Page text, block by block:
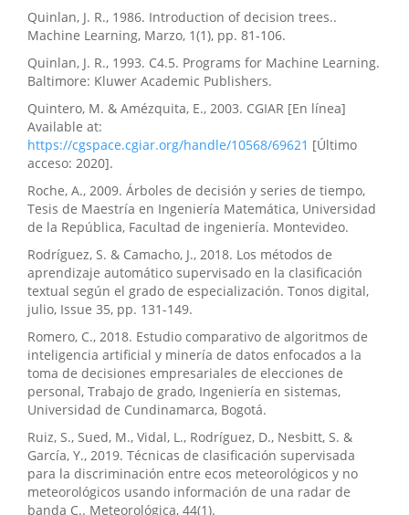
Quinlan, J. R., 1986. Introduction of decision trees..
Machine Learning, Marzo, 1(1), pp. 81-106.
Quinlan, J. R., 1993. C4.5. Programs for Machine Learning.
Baltimore: Kluwer Academic Publishers.
Quintero, M. & Amézquita, E., 2003. CGIAR [En línea]
Available at:
https://cgspace.cgiar.org/handle/10568/69621 [Último
acceso: 2020].
Roche, A., 2009. Árboles de decisión y series de tiempo,
Tesis de Maestría en Ingeniería Matemática, Universidad
de la República, Facultad de ingeniería. Montevideo.
Rodríguez, S. & Camacho, J., 2018. Los métodos de
aprendizaje automático supervisado en la clasificación
textual según el grado de especialización. Tonos digital,
julio, Issue 35, pp. 131-149.
Romero, C., 2018. Estudio comparativo de algoritmos de
inteligencia artificial y minería de datos enfocados a la
toma de decisiones empresariales de elecciones de
personal, Trabajo de grado, Ingeniería en sistemas,
Universidad de Cundinamarca, Bogotá.
Ruiz, S., Sued, M., Vidal, L., Rodríguez, D., Nesbitt, S. &
García, Y., 2019. Técnicas de clasificación supervisada
para la discriminación entre ecos meteorológicos y no
meteorológicos usando información de una radar de
banda C.. Meteorológica, 44(1).